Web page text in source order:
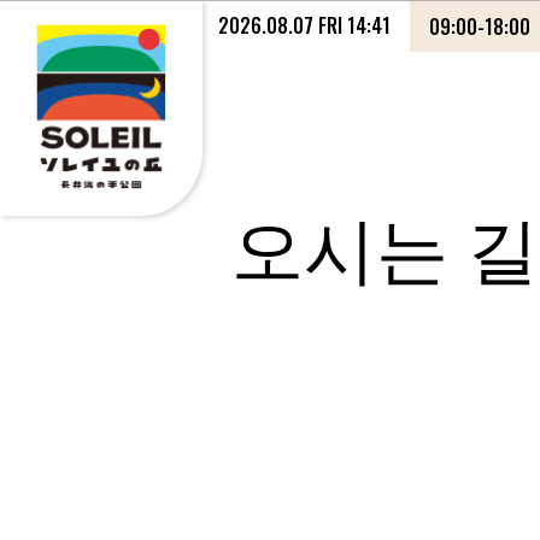
2026.08.07 FRI 14:41 09:00-18:00
오시는 길